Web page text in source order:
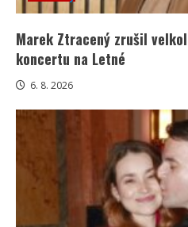
Marek Ztracený zrušil
koncertu na Letné
6. 8. 2026